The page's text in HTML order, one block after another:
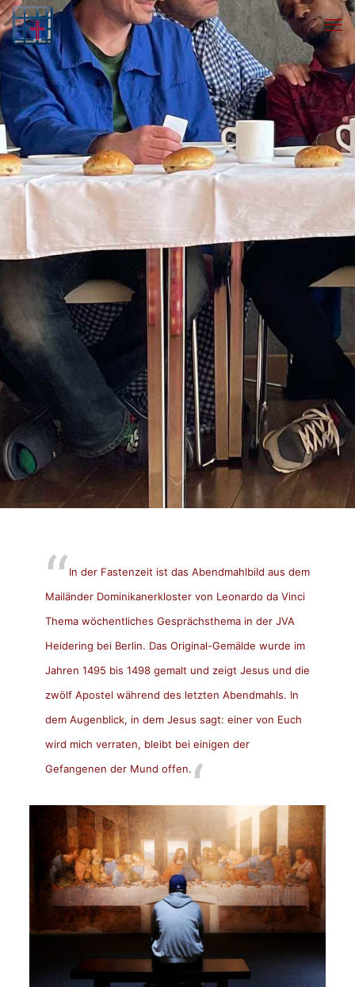
In der Fastenzeit ist das Abendmahlbild aus dem
Mailänder Dominikanerkloster von Leonardo da Vinci
Thema wöchentliches Gesprächsthema in der JVA
Heidering bei Berlin. Das Original-Gemälde wurde im
Jahren 1495 bis 1498 gemalt und zeigt Jesus und die
zwölf Apostel während des letzten Abendmahls. In
dem Augenblick, in dem Jesus sagt: einer von Euch
wird mich verraten, bleibt bei einigen der
Gefangenen der Mund offen.